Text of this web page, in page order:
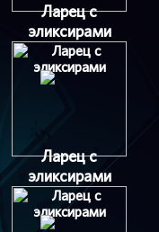
Ларец с
эликсирами
Ларец с
эликсирами